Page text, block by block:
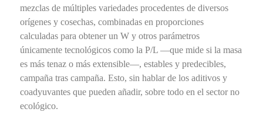
mezclas de múltiples variedades procedentes de diversos
orígenes y cosechas, combinadas en proporciones
calculadas para obtener un W y otros parámetros
únicamente tecnológicos como la P/L —que mide si la masa
es más tenaz o más extensible—, estables y predecibles,
campaña tras campaña. Esto, sin hablar de los aditivos y
coadyuvantes que pueden añadir, sobre todo en el sector no
ecológico.